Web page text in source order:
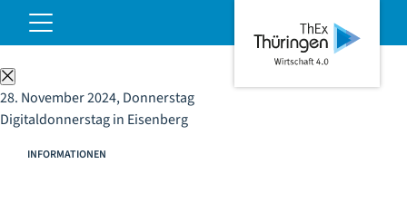
Wirtschaft
Hauptnavigation
Digitaldonnerstag in Eisenberg
Schließen
28. November 2024, Donnerstag
Digitaldonnerstag in Eisenberg
INFORMATIONEN